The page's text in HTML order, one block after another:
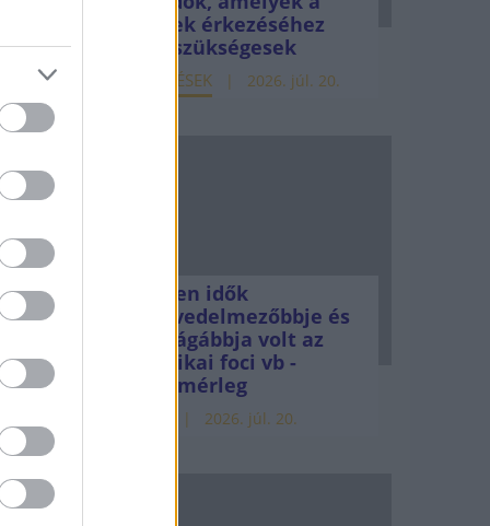
a
pénzek érkezéséhez
még szükségesek
ELEMZÉSEK 2026. júl. 20.
Minden idők
legjövedelmezőbbje és
legdrágábbja volt az
amerikai foci vb -
gyorsmérleg
2026. júl. 20.